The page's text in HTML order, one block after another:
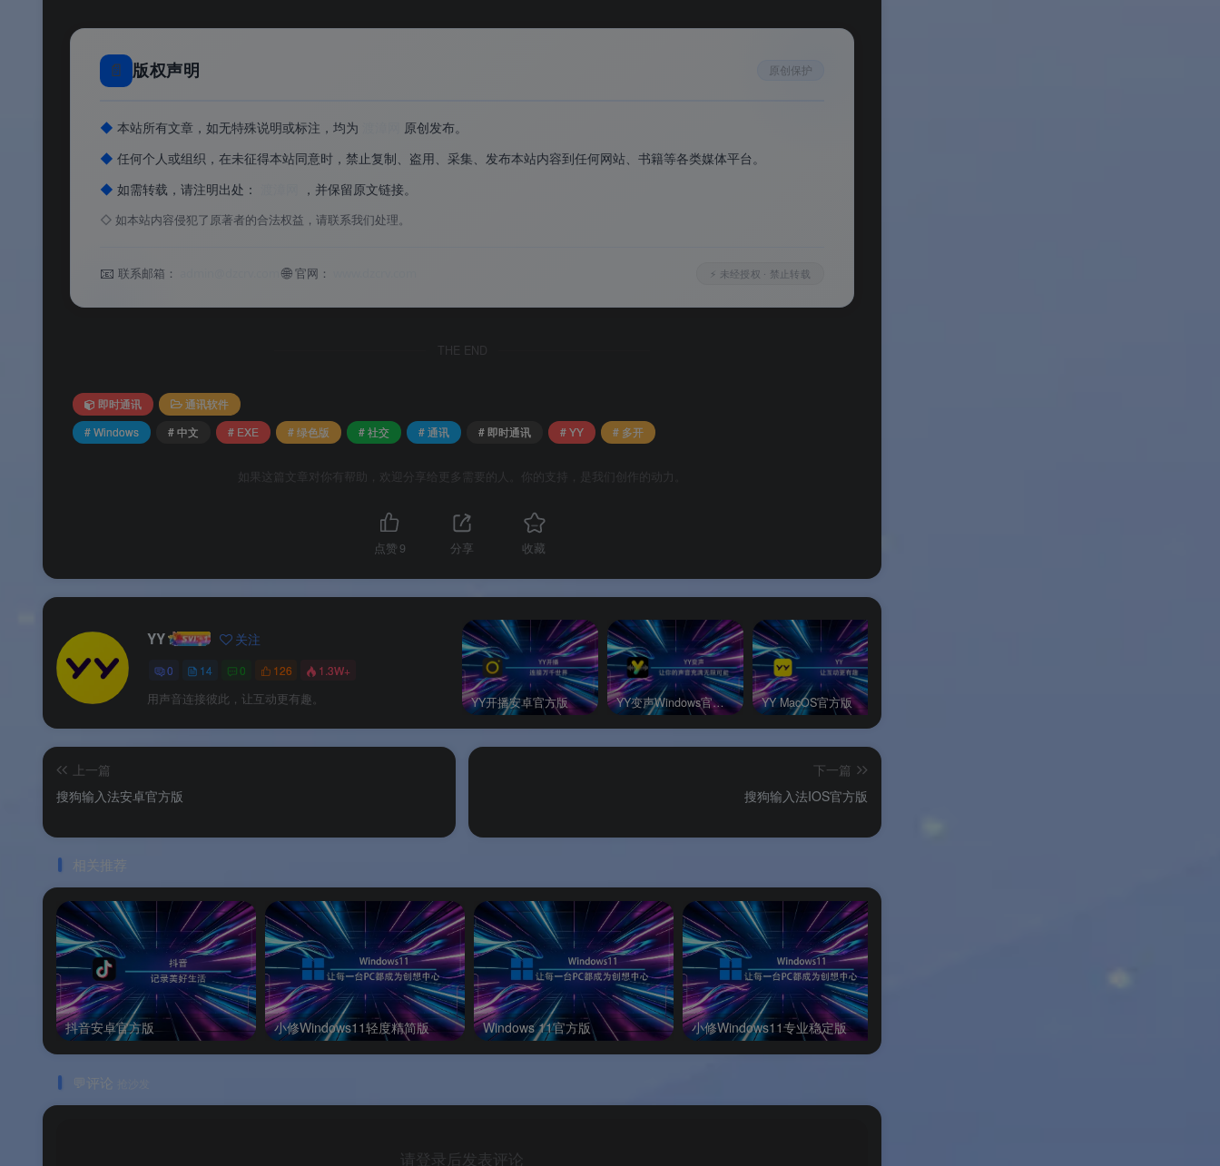
软件功能
软件特色
✨ 软件特色
软件亮点
💰 版本说明
永久免费软件 ，由技术社区免费发布。
说明
YY 语音版
侧重语音聊天与游戏开黑 约 43–47 MB
品牌支持：以上信息由渡漳软件网
系统要求
🖥️ 系统要求
注 ：绿色版解压后即可使用，无需安装，不写注册表。
注 ：建议单独新建文件夹存放，禁止解压覆盖官方原版YY安装目录，两类文件混放会产生程序冲突。
操作步骤
📋操作步骤
常见问题
📄 版权声明 原创保护
◆ 本站所有文章，如无特殊说明或标注，均为
原创发布。
◆ 任何个人或组织，在未征得本站同意时，禁止复制、盗用、采集、发布本站内容到任何网站、书籍等各类媒体平台。
◆ 如需转载，请注明出处： ，并保留原文链接。
◇ 如本站内容侵犯了原著者的合法权益，请联系我们处理。
📧 联系邮箱： admin@dzcrv.com🌐官网： ⚡ 未经授权 · 禁止转载
THE END
即时通讯
通讯软件
# Windows
# 中文 # EXE # 绿色版 # 社交 # 通讯 # 即时通讯 # YY # 多开
如果这篇文章对你有帮助，欢迎分享给更多需要的人。你的支持，是我们创作的动力。
点赞 9 分享 收藏
YY 关注
0 14 0 126 1.3W+
用声音连接彼此，让互动更有趣。 YY开播安卓官方版 YY变声Windows官方版 YY MacOS官方版
上一篇
搜狗输入法安卓官方版
下一篇
搜狗输入法IOS官方版
相关推荐
抖音安卓官方版 小修Windows11轻度精简版 Windows 11官方版 小修Windows11专业稳定版
💬评论
请登录后发表评论